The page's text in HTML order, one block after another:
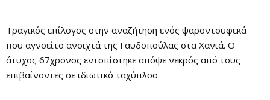
Τραγικός επίλογος στην αναζήτηση ενός ψαροντουφεκά
που αγνοείτο ανοιχτά της Γαυδοπούλας στα Χανιά. Ο
άτυχος 67χρονος εντοπίστηκε απόψε νεκρός από τους
επιβαίνοντες σε ιδιωτικό ταχύπλοο.